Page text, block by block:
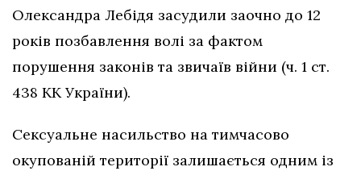
Олександра Лебідя засудили заочно до 12
років позбавлення волі за фактом
порушення законів та звичаїв війни (ч. 1 ст.
438 КК України).
Сексуальне насильство на тимчасово
окупованій території залишається одним із